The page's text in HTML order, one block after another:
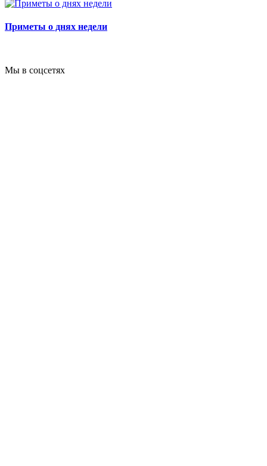
Приметы о днях недели
Мы в соцсетях